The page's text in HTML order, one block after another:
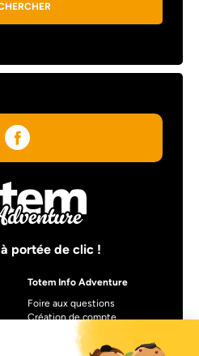
portée de clic !
Totem Info Adventure
Foire aux questions
Création de compte